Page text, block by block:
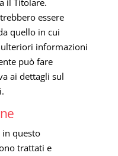
il Titolare.
essere
quello in cui
ulteriori informazioni
può fare
ai dettagli sul
in questo
trattati e